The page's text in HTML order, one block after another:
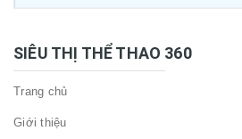
SIÊU THỊ THỂ THAO 360
Trang chủ
Giới thiệu